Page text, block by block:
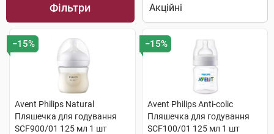
Фільтри
−15%
Avent Philips Natural
Пляшечка для годування
SCF900/01 125 мл 1 шт
−15%
Avent Philips Anti-colic
Пляшечка для годування
SCF100/01 125 мл 1 шт